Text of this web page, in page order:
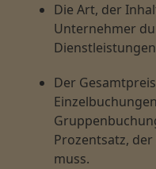
Die Art, der
Unternehmer
Der
Prozentsatz,
muss.